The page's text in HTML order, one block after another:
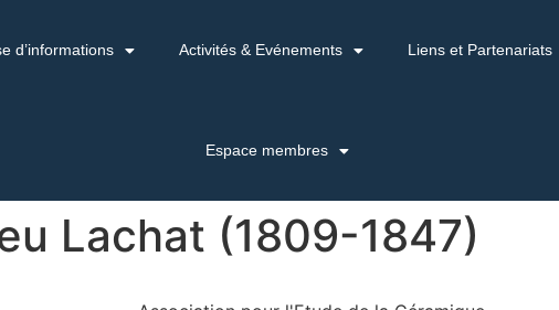
d’informations Activités & Evénements Liens et Partenariats
Espace membres
Lachat (1809-1847)